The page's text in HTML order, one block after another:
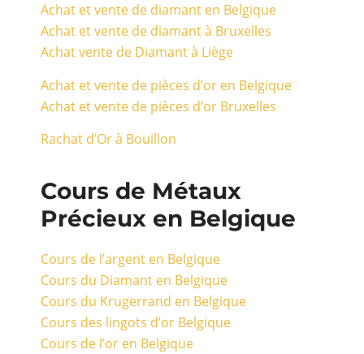
Achat et vente de diamant en Belgique
Achat et vente de diamant à Bruxelles
Achat vente de Diamant à Liège
Achat et vente de pièces d’or en Belgique
Achat et vente de pièces d’or Bruxelles
Rachat d’Or à Bouillon
Cours de Métaux
Précieux en Belgique
Cours de l’argent en Belgique
Cours du Diamant en Belgique
Cours du Krugerrand en Belgique
Cours des lingots d’or Belgique
Cours de l’or en Belgique